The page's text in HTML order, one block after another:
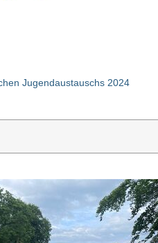
Jugendaustauschs 2024